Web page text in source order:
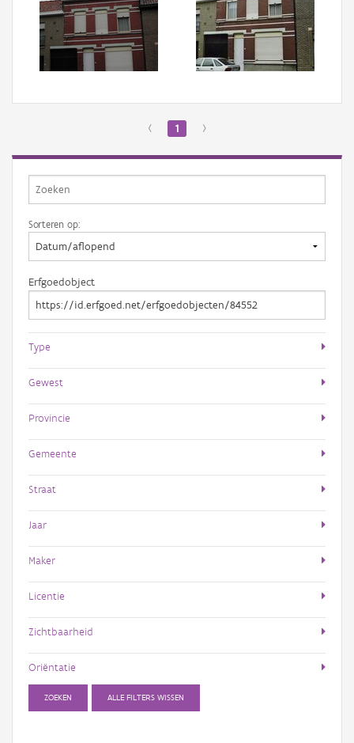
Over ons
Aanmelden
‹ 1 ›
Sorteren op:
Erfgoedobject
Type
Gewest
Provincie
Gemeente
Straat
Jaar
Maker
Licentie
Zichtbaarheid
Oriëntatie
ZOEKEN ALLE FILTERS WISSEN